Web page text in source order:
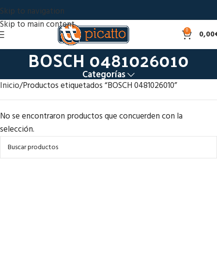
Skip to navigation
Skip to main content
0 0,00
BOSCH 0481026010
Categorías
Inicio Productos etiquetados “BOSCH 0481026010”
No se encontraron productos que concuerden con la
selección.